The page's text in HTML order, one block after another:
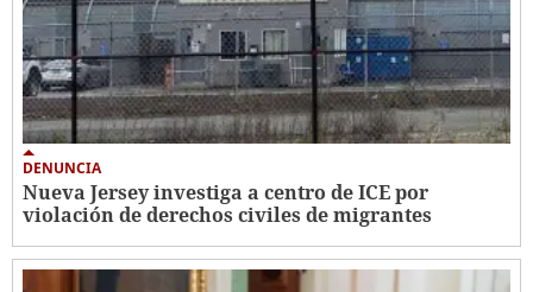
DENUNCIA
Nueva Jersey investiga a centro de ICE por
violación de derechos civiles de migrantes